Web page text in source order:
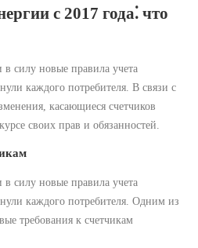
с 2017 года⁚ что
силу новые правила учета
каждого потребителя. В связи с
касающиеся счетчиков
своих прав и обязанностей.
силу новые правила учета
каждого потребителя. Одним из
требования к счетчикам